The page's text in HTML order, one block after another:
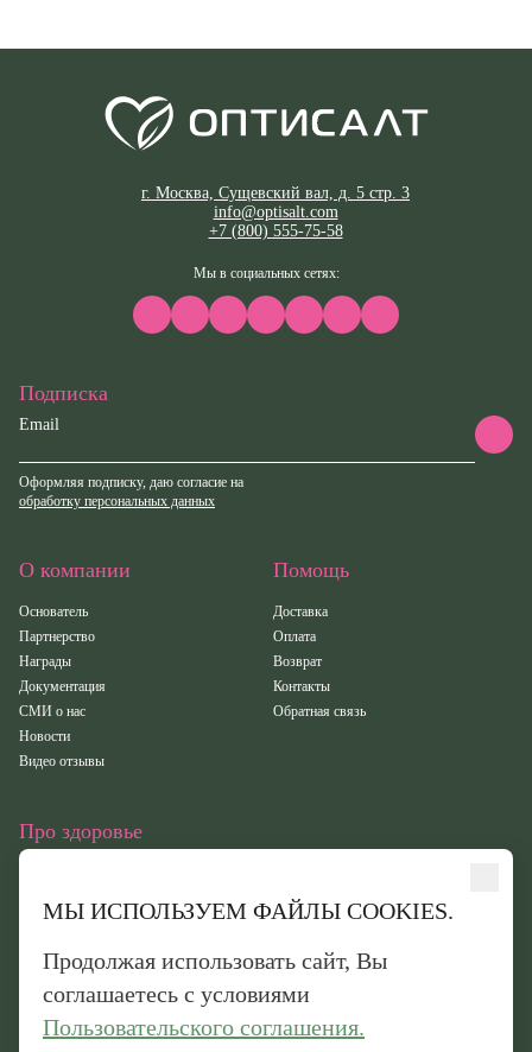
МЫ ИСПОЛЬЗУЕМ ФАЙЛЫ COOKIES.
Продолжая использовать сайт, Вы
соглашаетесь с условиями
Пользовательского соглашения.
г. Москва, Сущевский вал, д. 5 стр. 3
info@optisalt.com
+7 (800) 555-75-58
Мы в социальных сетях:
Подписка
Email
Оформляя подписку, даю согласие на
обработку персональных данных
О компании
Основатель
Партнерство
Награды
Документация
СМИ о нас
Новости
Видео отзывы
Помощь
Доставка
Оплата
Возврат
Контакты
Обратная связь
Про здоровье
Здоровье
Иридотест
Обработка персональных данных